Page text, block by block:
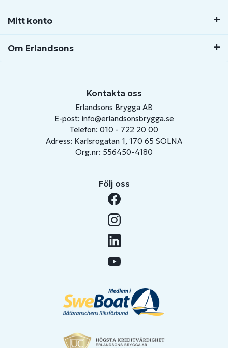
Mitt konto
Om Erlandsons
Kontakta oss
Erlandsons Brygga AB
E-post: info@erlandsonsbrygga.se
Telefon: 010 - 722 20 00
Adress: Karlsrogatan 1, 170 65 SOLNA
Org.nr: 556450-4180
Följ oss